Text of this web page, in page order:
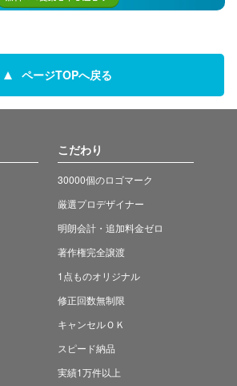
ページTOPへ戻る
こだわり
30000個のロゴマーク
厳選プロデザイナー
明朗会計・追加料金ゼロ
著作権完全譲渡
1点ものオリジナル
修正回数無制限
キャンセルＯＫ
スピード納品
実績1万件以上